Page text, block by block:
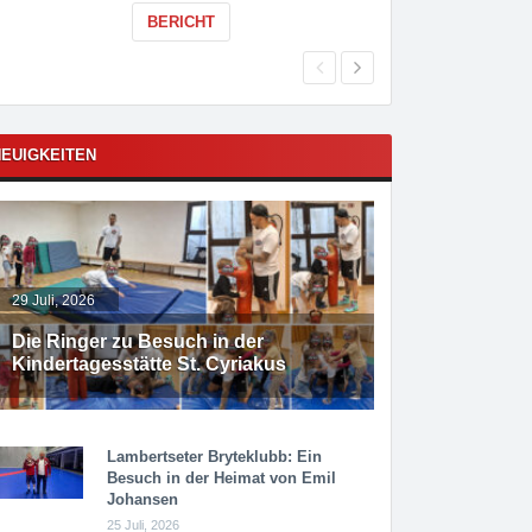
BERICHT
Die Ringer zu Besuch in der
Kindertagesstätte St. Cyriakus
29 Juli, 2026
Lambertseter Bryteklubb: Ein
Besuch in der Heimat von Emil
Johansen
25 Juli, 2026